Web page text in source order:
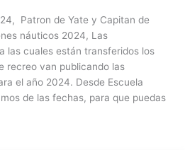
Patron de Yate y Capitan de
náuticos 2024, Las
las cuales están transferidos los
recreo van publicando las
el año 2024. Desde Escuela
de las fechas, para que puedas